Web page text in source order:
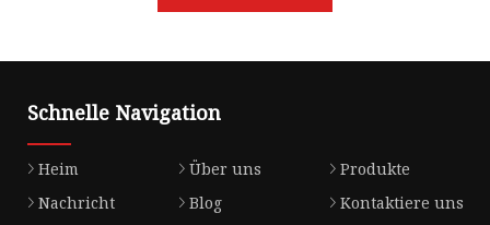
Schnelle Navigation
Heim Über uns
Produkte
Nachricht
Blog
Kontaktiere uns